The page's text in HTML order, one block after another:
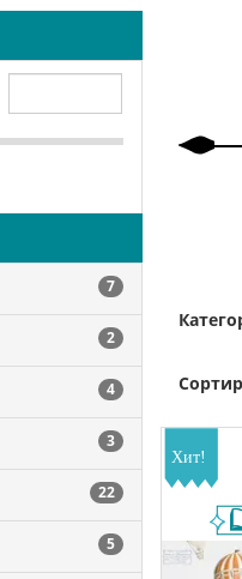
7
2
4
3
22
5